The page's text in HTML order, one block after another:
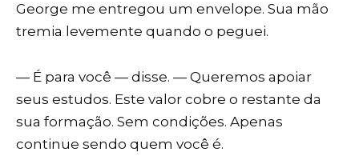
George me entregou um envelope. Sua mão
tremia levemente quando o peguei.
— É para você — disse. — Queremos apoiar
seus estudos. Este valor cobre o restante da
sua formação. Sem condições. Apenas
continue sendo quem você é.